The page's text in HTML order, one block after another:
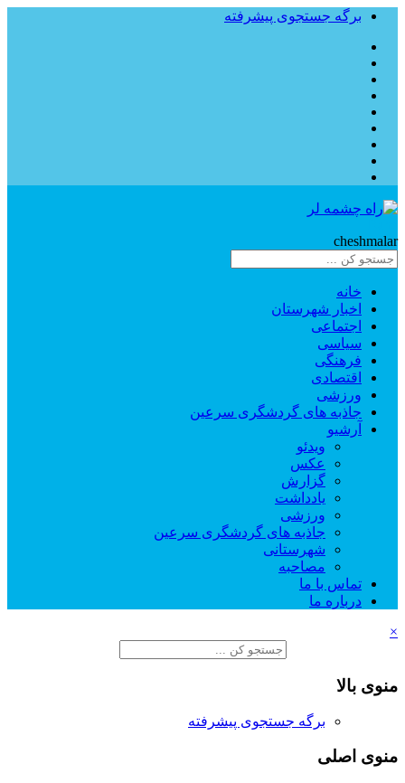
برگه جستجوی پیشرفته
cheshmalar
خانه
اخبار شهرستان
اجتماعی
سیاسی
فرهنگی
اقتصادی
ورزشی
جاذبه های گردشگری سرعین
آرشیو
ویدئو
عکس
گزارش
یادداشت
ورزشی
جاذبه های گردشگری سرعین
شهرستانی
مصاحبه
تماس با ما
درباره ما
×
منوی بالا
برگه جستجوی پیشرفته
منوی اصلی